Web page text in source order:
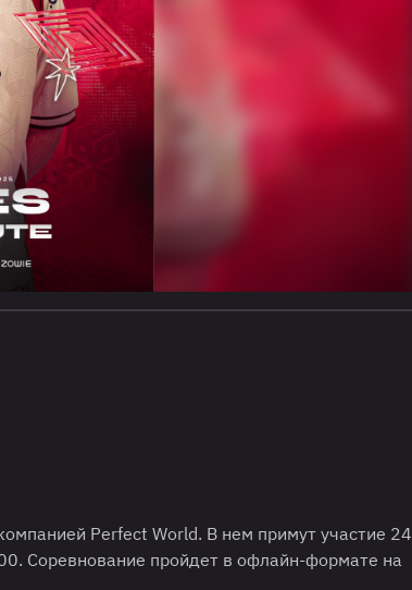
Perfect World. В нем примут участие 24
Соревнование пройдет в офлайн-формате на